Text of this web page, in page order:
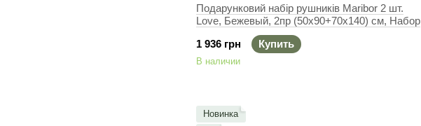
Подарунковий набір рушників Maribor 2 шт.
Love, Бежевый, 2пр (50х90+70х140) см, Набор
1 936 грн
Купить
В наличии
Новинка